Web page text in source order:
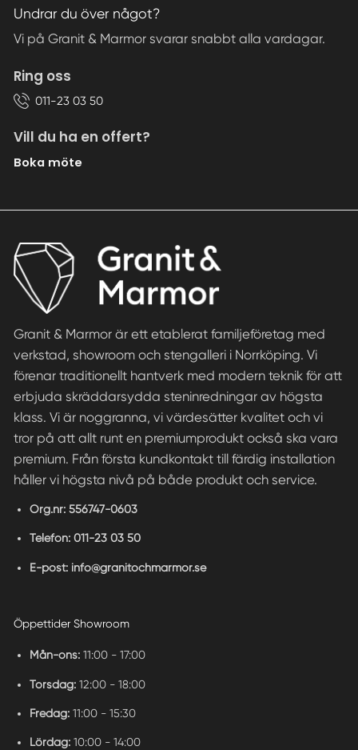
Undrar du över något?
Vi på Granit & Marmor svarar snabbt alla vardagar.
Ring oss
011-23 03 50
Vill du ha en offert?
Boka möte
Granit & Marmor är ett etablerat familjeföretag med
verkstad, showroom och stengalleri i Norrköping. Vi
förenar traditionellt hantverk med modern teknik för att
erbjuda skräddarsydda steninredningar av högsta
klass. Vi är noggranna, vi värdesätter kvalitet och vi
tror på att allt runt en premiumprodukt också ska vara
premium. Från första kundkontakt till färdig installation
håller vi högsta nivå på både produkt och service.
Org.nr: 556747-0603
Telefon: 011-23 03 50
E-post: info@granitochmarmor.se
Öppettider Showroom
Mån-ons: 11:00 - 17:00
Torsdag:12:00 - 18:00
Fredag:11:00 - 15:30
Lördag:10:00 - 14:00